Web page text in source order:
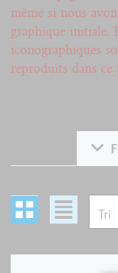
même si nous
graphique initiale.
iconographiques
reproduits dans ce